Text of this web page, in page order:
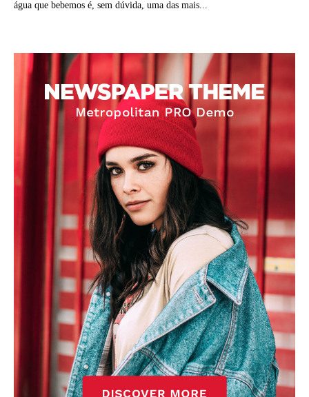
água que bebemos é, sem dúvida, uma das mais...